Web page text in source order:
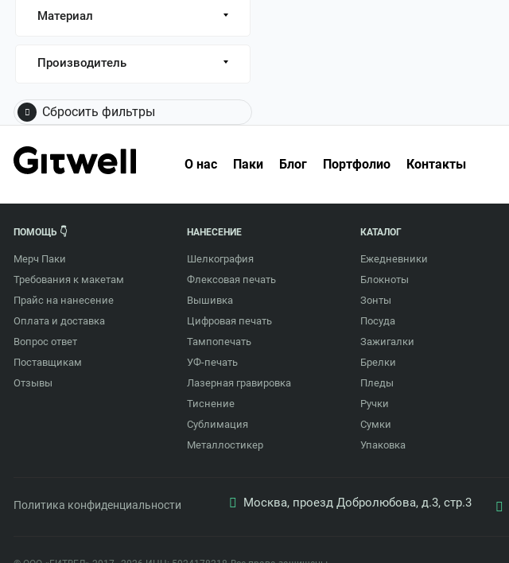
Материал
Производитель
Сбросить фильтры
О нас Паки Блог Портфолио Контакты
ПОМОЩЬ 👇
Мерч Паки
Требования к макетам
Прайс на нанесение
Оплата и доставка
Вопрос ответ
Поставщикам
Отзывы
НАНЕСЕНИЕ
Шелкография
Флексовая печать
Вышивка
Цифровая печать
Тампопечать
УФ-печать
Лазерная гравировка
Тиснение
Сублимация
Металлостикер
КАТАЛОГ
Ежедневники
Блокноты
Зонты
Посуда
Зажигалки
Брелки
Пледы
Ручки
Сумки
Упаковка
Политика конфиденциальности Москва, проезд Добролюбова, д.3, стр.3